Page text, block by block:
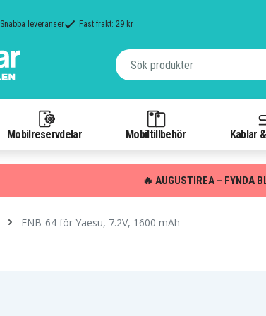
Snabba leveranser Fast frakt: 29 kr
Mobilreservdelar Mobiltillbehör Kablar
🔥 AUGUSTIREA – FYNDA
FNB-64 för Yaesu, 7.2V, 1600 mAh